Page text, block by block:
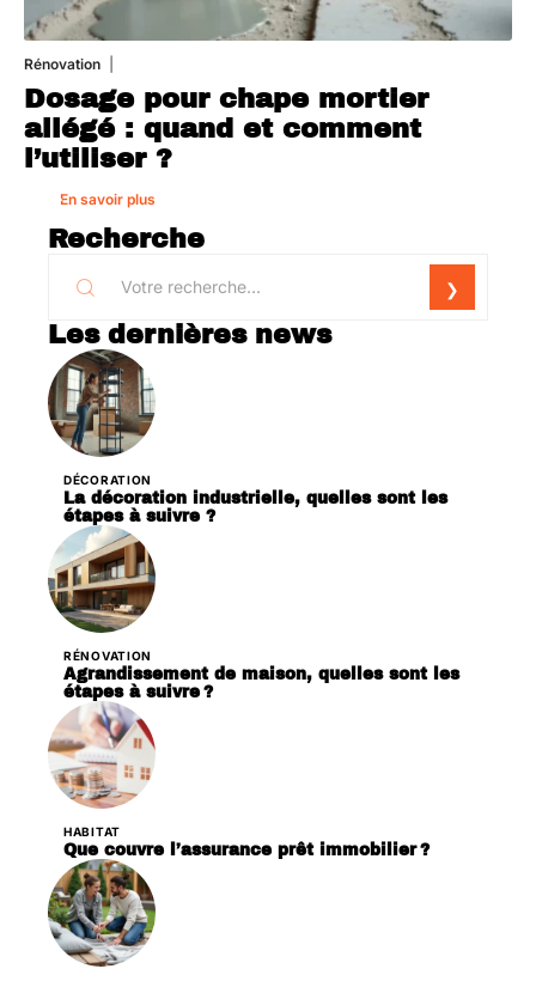
Rénovation
Dosage pour chape mortier
allégé : quand et comment
l’utiliser ?
En savoir plus
Recherche
Les dernières news
DÉCORATION
La décoration industrielle, quelles sont les
étapes à suivre ?
RÉNOVATION
Agrandissement de maison, quelles sont les
étapes à suivre ?
HABITAT
Que couvre l’assurance prêt immobilier ?